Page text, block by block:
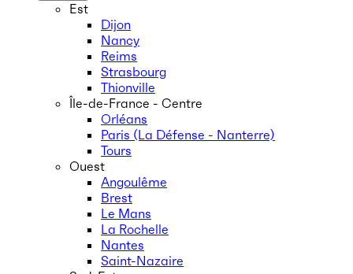
Est
Dijon
Nancy
Reims
Strasbourg
Thionville
Île-de-France - Centre
Orléans
Paris (La Défense - Nanterre)
Tours
Ouest
Angoulême
Brest
Le Mans
La Rochelle
Nantes
Saint-Nazaire